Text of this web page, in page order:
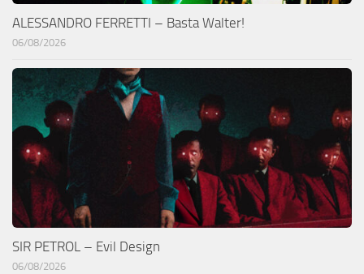
ALESSANDRO FERRETTI – Basta Walter!
06/08/2026
SIR PETROL – Evil Design
06/08/2026